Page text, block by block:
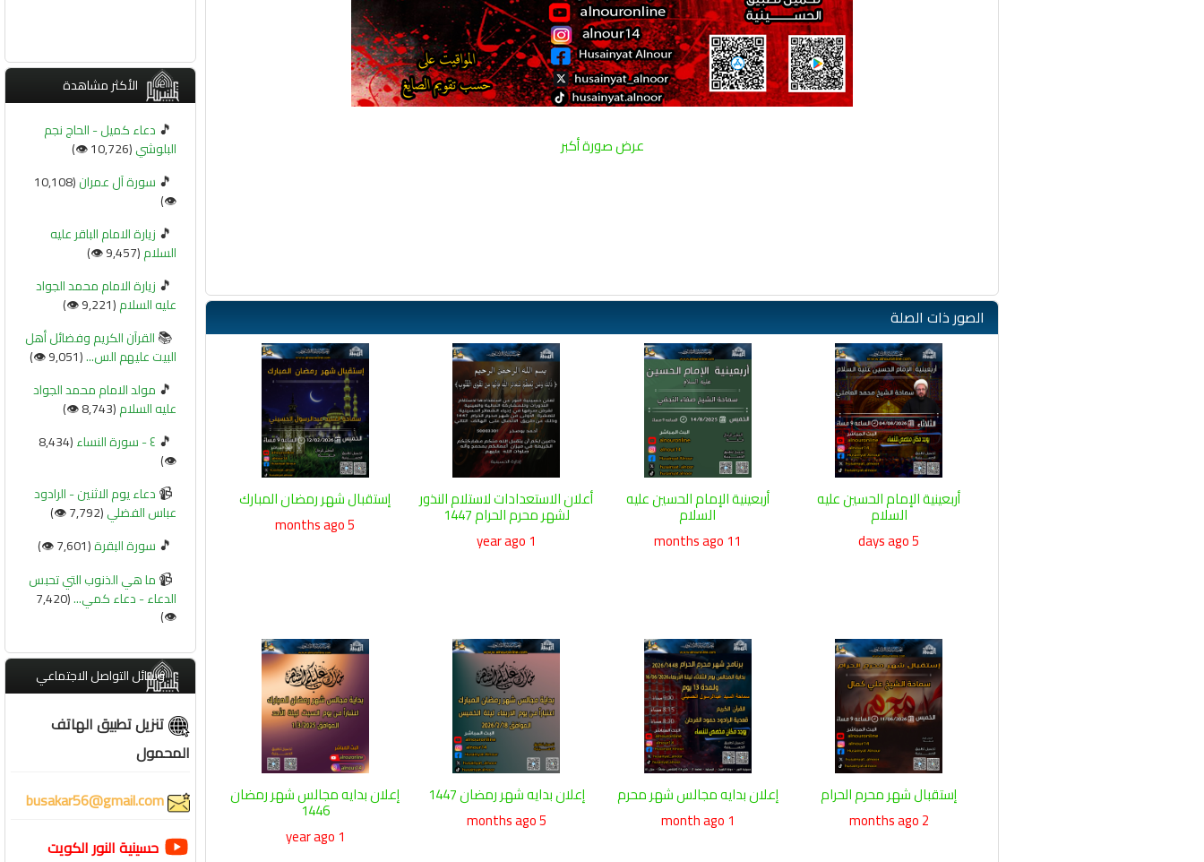
عرض صورة أكبر
الصور ذات الصلة
أربعينية الإمام الحسين عليه
السلام
5 days ago
أربعينية الإمام الحسين عليه
السلام
11 months ago
أعلان الاستعدادات لاستلام النذور
لشهر محرم الحرام 1447
1 year ago
إستقبال شهر رمضان المبارك
5 months ago
إستقبال شهر محرم الحرام
2 months ago
إعلان بدايه مجالس شهر محرم
1 month ago
إعلان بدايه شهر رمضان 1447
5 months ago
إعلان بدايه مجالس شهر رمضان
1446
1 year ago
الأكثر مشاهدة
🎵 دعاء كميل - الحاج نجم
البلوشي(10,726 👁️)
🎵 سورة آل عمران (10,108
👁️)
🎵 زيارة الامام الباقر عليه
السلام(9,457 👁️)
🎵 زيارة الامام محمد الجواد
عليه السلام(9,221 👁️)
📚القرآن الكريم وفضائل أهل
البيت عليهم الس...(9,051 👁️)
🎵 مولد الامام محمد الجواد
عليه السلام(8,743 👁️)
🎵 ٤ - سورة النساء
(8,434
👁️)
📹دعاء يوم الاثنين - الرادود
عباس الفضلي(7,792 👁️)
🎵 سورة البقرة(7,601 👁️)
📹ما هي الذنوب التي تحبس
الدعاء - دعاء كمي... (7,420
👁️)
وسائل التواصل الاجتماعي
تنزيل تطبيق الهاتف
المحمول
حسينية النور الكويت